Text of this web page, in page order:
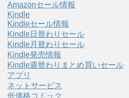
Amazonセール情報
Kindle
Kindleセール情報
Kindle日替わりセール
Kindle月替わりセール
Kindle発売情報
Kindle週替わりまとめ買いセール
アプリ
ネットサービス
低価格コミック